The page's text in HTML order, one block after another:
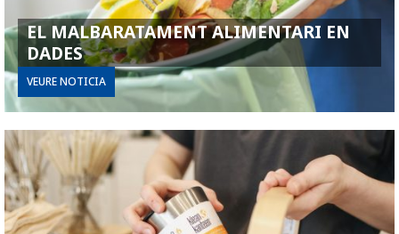
EL MALBARATAMENT ALIMENTARI EN
DADES
VEURE NOTICIA